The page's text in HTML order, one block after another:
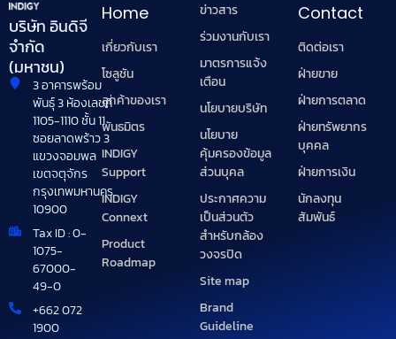
บริษัท อินดิจี
จำกัด
(มหาชน)
3 อาคารพร้อม
พันธุ์ 3 ห้องเลขที่
1105-1110 ชั้น 11
ซอยลาดพร้าว 3
แขวงจอมพล
เขตจตุจักร
กรุงเทพมหานคร
10900
Tax ID : 0-
1075-
67000-
49-0
+662 072
1900
Home
เกี่ยวกับเรา
โซลูชัน
ลูกค้าของเรา
พันธมิตร
INDIGY
Support
INDIGY
Connext
Product
Roadmap
ข่าวสาร
ร่วมงานกับเรา
มาตรการแจ้ง
เตือน
นโยบายบริษัท
นโยบาย
คุ้มครองข้อมูล
ส่วนบุคล
ประกาศความ
เป็นส่วนตัว
สำหรับกล้อง
วงจรปิด
Site map
Brand
Guideline
Contact
ติดต่อเรา
ฝ่ายขาย
ฝ่ายการตลาด
ฝ่ายทรัพยากร
บุคคล
ฝ่ายการเงิน
นักลงทุน
สัมพันธ์